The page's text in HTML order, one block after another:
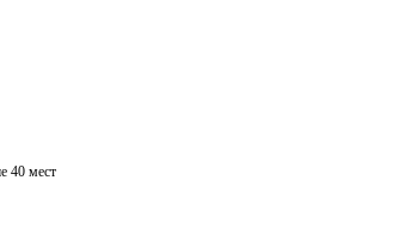
40 мест